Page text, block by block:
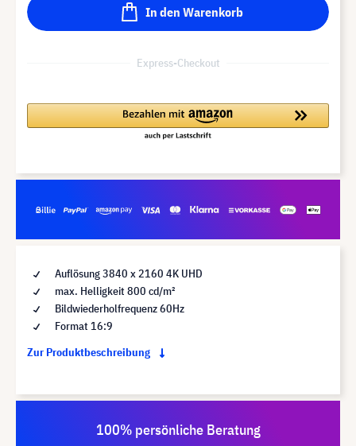
In den Warenkorb
Express-Checkout
Auflösung 3840 x 2160 4K UHD
max. Helligkeit 800 cd/m²
Bildwiederholfrequenz 60Hz
Format 16:9
Zur Produktbeschreibung
100% persönliche Beratung